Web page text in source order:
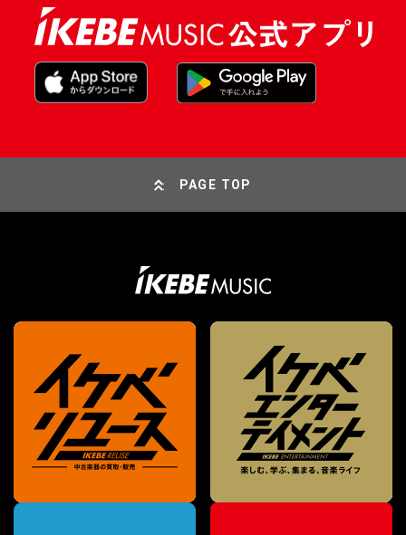
PAGE TOP